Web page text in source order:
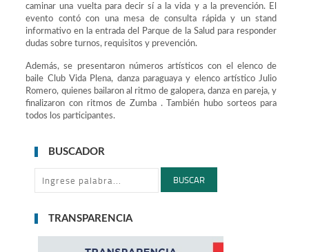
caminar una vuelta para decir sí a la vida y a la prevención. El
evento contó con una mesa de consulta rápida y un stand
informativo en la entrada del Parque de la Salud para responder
dudas sobre turnos, requisitos y prevención.
Además, se presentaron números artísticos con el elenco de
baile Club Vida Plena, danza paraguaya y elenco artístico Julio
Romero, quienes bailaron al ritmo de galopera, danza en pareja, y
finalizaron con ritmos de Zumba . También hubo sorteos para
todos los participantes.
BUSCADOR
BUSCAR
TRANSPARENCIA